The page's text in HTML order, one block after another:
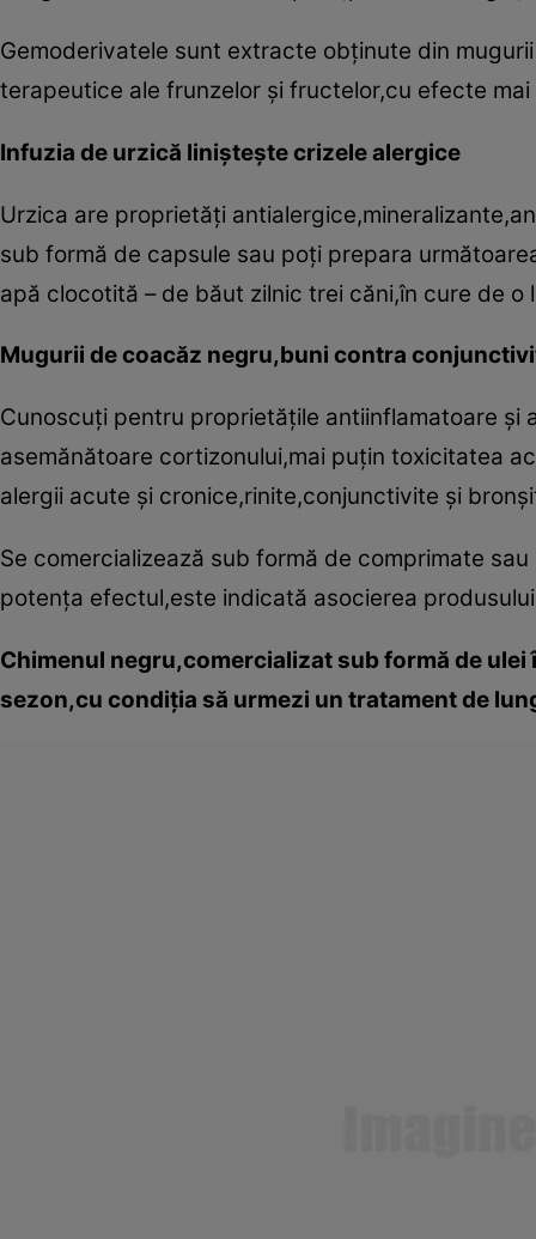
Gemoderivatele sunt extracte obţinute din
terapeutice ale frunzelor şi fructelor,cu efecte
Infuzia de urzică linişteşte crizele alergice
Urzica are proprietăţi
sub formă de capsule sau poţi prepara
apă clocotită – de băut zilnic trei căni,în cure de o
Mugurii de coacăz negru,buni contra
Cunoscuţi pentru proprietăţile antiinflamatoare
asemănătoare cortizonului,mai puţin toxicitatea
alergii acute şi cronice,rinite,conjunctivite şi
Se comercializează sub formă de comprimate
potenţa efectul,este indicată asocierea
Chimenul negru,comercializat sub formă de
sezon,cu condiţia să urmezi un tratament de